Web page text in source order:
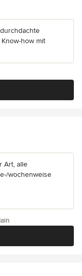
how mit
Art, alle
wochenweise